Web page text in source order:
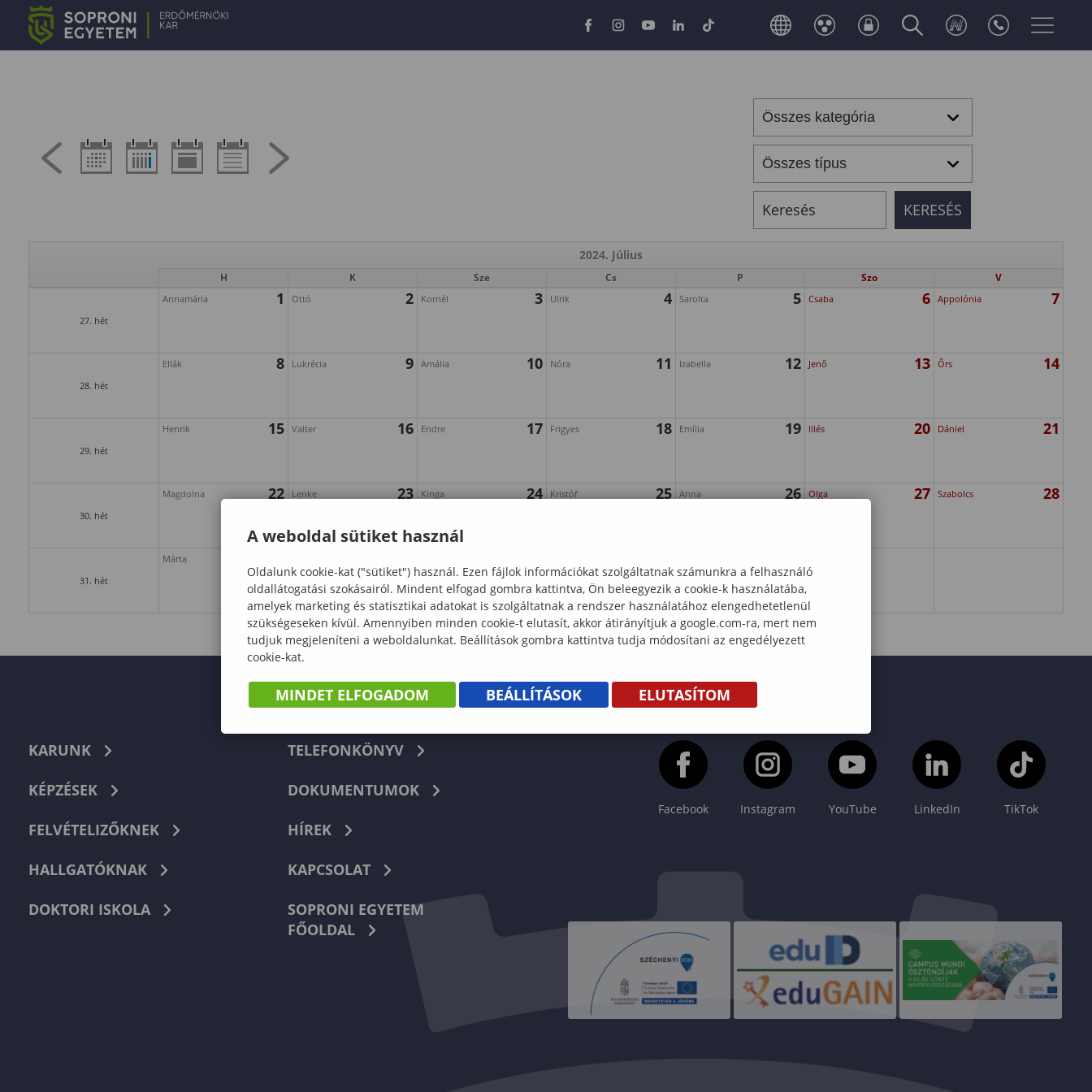
2024. Július
H K Sze Cs P Szo V
27. hét
Annamária 1 Ottó 2 Kornél 3 Ulrik 4 Sarolta 5 Csaba 6 Appolónia 7
28. hét
Ellák 8 Lukrécia 9 Amália 10 Nóra 11 Izabella 12 Jenő 13 Őrs 14
29. hét
Henrik 15 Valter 16 Endre 17 Frigyes 18 Emília 19 Illés 20 Dániel 21
30. hét
Magdolna 22 Lenke 23 Kinga 24 Kristóf 25 Anna 26 Olga 27 Szabolcs 28
31. hét
Márta
KARUNK
KÉPZÉSEK
FELVÉTELIZŐKNEK
HALLGATÓKNAK
DOKTORI ISKOLA
TELEFONKÖNYV
DOKUMENTUMOK
HÍREK
KAPCSOLAT
SOPRONI EGYETEM
FŐOLDAL
Facebook Instagram YouTube LinkedIn TikTok
A weboldal sütiket használ
Oldalunk cookie-kat ("sütiket") használ. Ezen fájlok információkat szolgáltatnak számunkra a felhasználó
oldallátogatási szokásairól. Mindent elfogad gombra kattintva, Ön beleegyezik a cookie-k használatába,
amelyek marketing és statisztikai adatokat is szolgáltatnak a rendszer használatához elengedhetetlenül
szükségeseken kívül. Amennyiben minden cookie-t elutasít, akkor átirányítjuk a google.com-ra, mert nem
tudjuk megjeleníteni a weboldalunkat. Beállítások gombra kattintva tudja módosítani az engedélyezett
cookie-kat.
MINDET ELFOGADOM BEÁLLÍTÁSOK ELUTASÍTOM